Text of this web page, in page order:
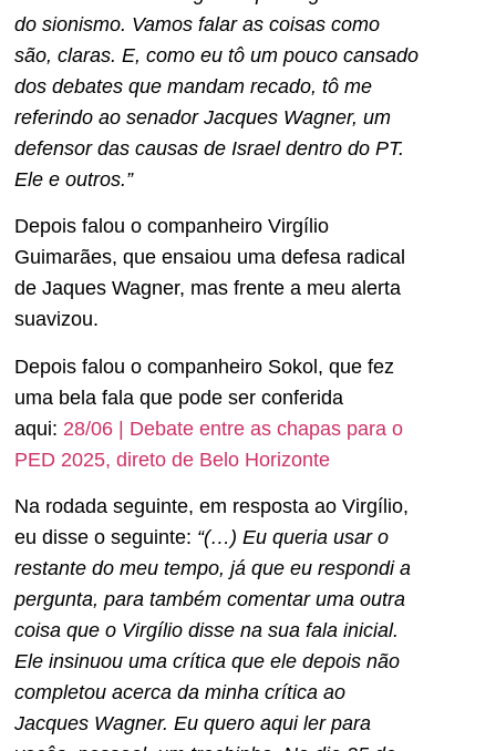
do sionismo. Vamos falar as coisas como
são, claras. E, como eu tô um pouco cansado
dos debates que mandam recado, tô me
referindo ao senador Jacques Wagner, um
defensor das causas de Israel dentro do PT.
Ele e outros.”
Depois falou o companheiro Virgílio
Guimarães, que ensaiou uma defesa radical
de Jaques Wagner, mas frente a meu alerta
suavizou.
Depois falou o companheiro Sokol, que fez
uma bela fala que pode ser conferida
aqui: 28/06 | Debate entre as chapas para o
PED 2025, direto de Belo Horizonte
Na rodada seguinte, em resposta ao Virgílio,
eu disse o seguinte: “(…) Eu queria usar o
restante do meu tempo, já que eu respondi a
pergunta, para também comentar uma outra
coisa que o Virgílio disse na sua fala inicial.
Ele insinuou uma crítica que ele depois não
completou acerca da minha crítica ao
Jacques Wagner. Eu quero aqui ler para